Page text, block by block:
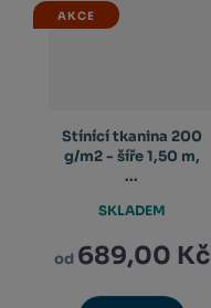
AKCE
Stínící tkanina 200
g/m2 - šíře 1,50 m,
...
od 689,00 Kč
SKLADEM